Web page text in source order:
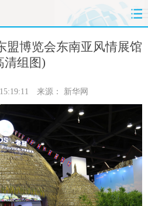
国际 财经
地方 法治
房产 公司
彩票 食品
盟博览会东南亚风情展馆
清组图)
来源： 新华网